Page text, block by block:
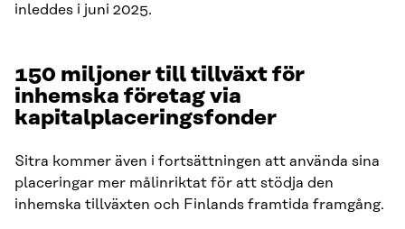
inleddes i juni 2025.
150 miljoner till tillväxt för
inhemska företag via
kapitalplaceringsfonder
Sitra kommer även i fortsättningen att använda sina
placeringar mer målinriktat för att stödja den
inhemska tillväxten och Finlands framtida framgång.